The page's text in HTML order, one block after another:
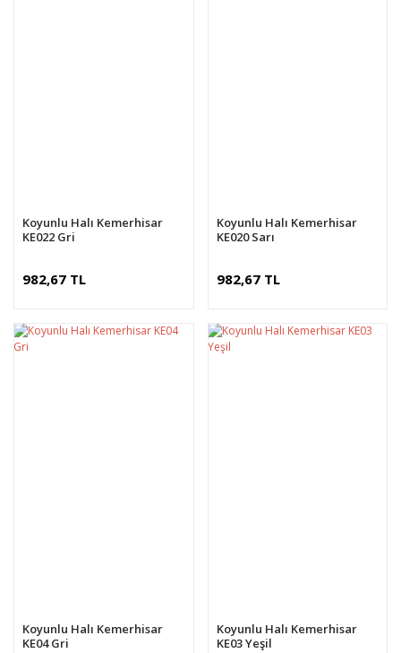
Koyunlu Halı Kemerhisar
KE022 Gri
982,67 TL
Koyunlu Halı Kemerhisar
KE020 Sarı
982,67 TL
Koyunlu Halı Kemerhisar
KE04 Gri
Koyunlu Halı Kemerhisar
KE03 Yeşil